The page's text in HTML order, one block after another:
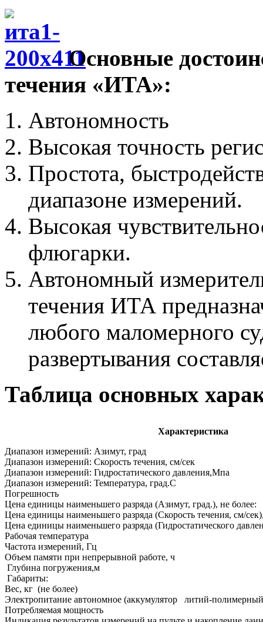
Основные
течения «ИТА»:
Автономность
Высокая точность
Простота,
диапазоне измерений.
Высокая
флюгарки.
Автономный
течения ИТА
любого маломерного
развертывания
Таблица основных
Характеристика
Диапазон измерений: Азимут, град
Диапазон измерений: Скорость течения, см/сек
Диапазон измерений: Гидростатического давления,Мпа
Диапазон измерений: Температура, град.С
Погрешность
Цена единицы наименьшего разряда (Азимут, град.), не более:
Цена единицы наименьшего разряда (Скорость течения, см/
Цена единицы наименьшего разряда (Гидростатического
Рабочая температура
Частота измерений, Гц
Объем памяти при непрерывной работе, ч
Глубина погружения,м
Габариты:
Вес, кг (не более)
Электропитание автономное (аккумулятор литий-
Потребляемая мощность